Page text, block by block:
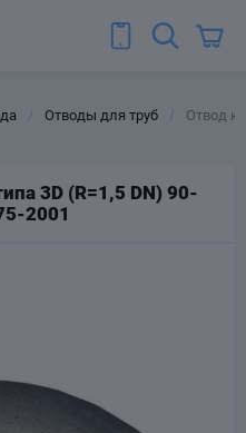
Отводы для труб Отвод
3D (R=1,5 DN) 90-
2001